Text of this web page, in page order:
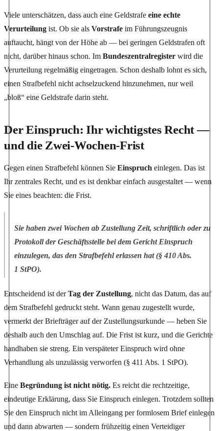
Viele unterschätzen, dass auch eine Geldstrafe eine echte
Verurteilung ist. Ob sie als Vorstrafe im Führungszeugnis
auftaucht, hängt von der Höhe ab — bei geringen Geldstrafen oft
nicht, darüber hinaus schon. Im Bundeszentralregister wird die
Verurteilung regelmäßig eingetragen. Schon deshalb lohnt es sich,
einen Strafbefehl nicht achselzuckend hinzunehmen, nur weil
„bloß“ eine Geldstrafe darin steht.
Der Einspruch: Ihr wichtigstes Recht —
und die Zwei-Wochen-Frist
Gegen einen Strafbefehl können Sie Einspruch einlegen. Das ist
Ihr zentrales Recht, und es ist denkbar einfach ausgestaltet — wenn
Sie eines beachten: die Frist.
Sie haben zwei Wochen ab Zustellung Zeit, schriftlich oder zu
Protokoll der Geschäftsstelle bei dem Gericht Einspruch
einzulegen, das den Strafbefehl erlassen hat (§ 410 Abs.
1 StPO).
Entscheidend ist derTag der Zustellung, nicht das Datum, das auf
dem Strafbefehl gedruckt steht. Wann genau zugestellt wurde,
vermerkt der Briefträger auf der Zustellungsurkunde — heben Sie
deshalb auch den Umschlag auf. Die Frist ist kurz, und die Gerichte
handhaben sie streng. Ein verspäteter Einspruch wird ohne
Verhandlung als unzulässig verworfen (§ 411 Abs. 1 StPO).
Eine Begründung ist nicht nötig. Es reicht die rechtzeitige,
eindeutige Erklärung, dass Sie Einspruch einlegen. Trotzdem sollten
Sie den Einspruch nicht im Alleingang per formlosem Brief einlegen
und dann abwarten — sondern frühzeitig einen Verteidiger